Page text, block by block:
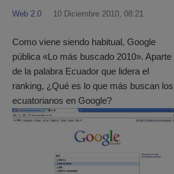
Web 2.0 10 Diciembre 2010, 08:21
Como viene siendo habitual, Google
pública «Lo más buscado 2010». Aparte
de la palabra Ecuador que lidera el
ranking, ¿Qué es lo que más buscan los
ecuatorianos en Google?